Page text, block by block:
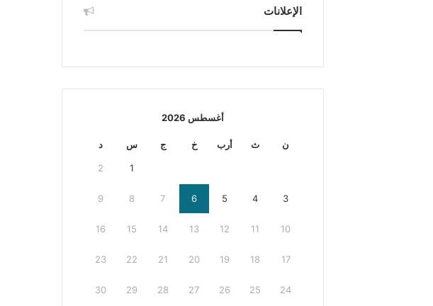
الإعلانات
أغسطس 2026
ن ث أرب خ ج س د
1
2
3
4
5
6
7
8
9
10
11
12
13
14
15
16
17
18
19
20
21
22
23
24
25
26
27
28
29
30